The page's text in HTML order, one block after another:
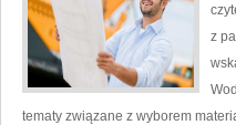
z
tematy związane z wyborem